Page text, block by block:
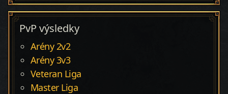
PvP výsledky
Arény 2v2
Arény 3v3
Veteran Liga
Master Liga